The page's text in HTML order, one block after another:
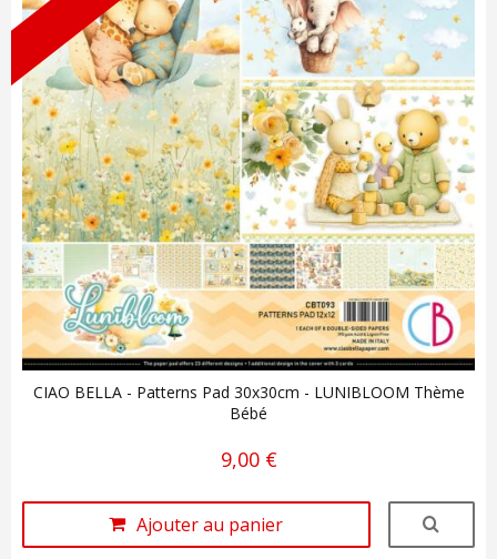
CIAO BELLA - Patterns Pad 30x30cm - LUNIBLOOM Thème
Bébé
9,00 €
Ajouter au panier